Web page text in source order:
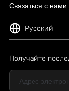
Связаться с нами
Русский
Получайте